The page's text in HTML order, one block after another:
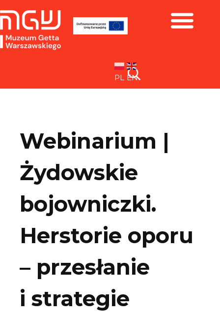
PL EN
Webinarium |
Żydowskie
bojowniczki.
Herstorie oporu
– przesłanie
i strategie